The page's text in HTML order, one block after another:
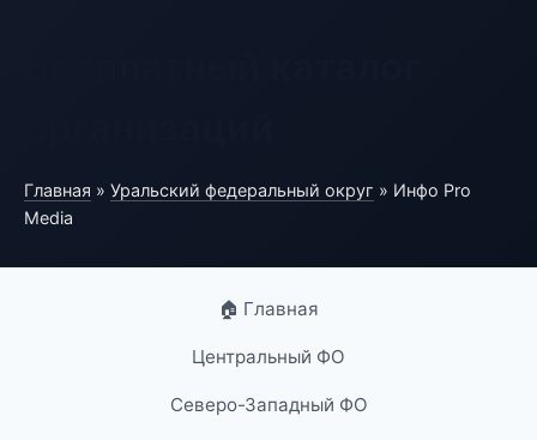
Главная » Уральский федеральный округ » Инфо Pro
Media
🏠 Главная
Центральный ФО
Северо-Западный ФО